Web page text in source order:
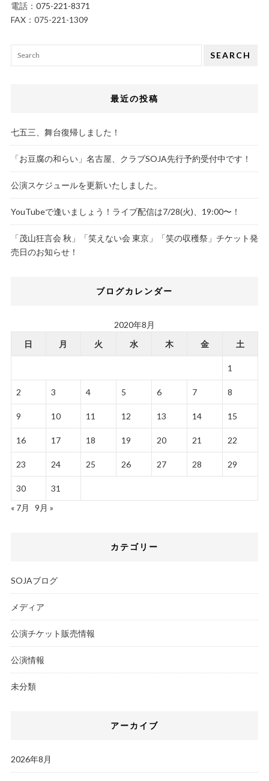
電話： 075-221-8371
FAX：075-221-1309
SEARCH
最近の投稿
七五三、舞台復帰しました！
「お豆腐の和らい」名古屋、クラブSOJA先行予約受付中です！
公演スケジュールを更新いたしました。
YouTubeで逢いましょう！ライブ配信は7/28(火)、19:00〜！
「茂山狂言会 秋」「笑えない会 東京」「笑の収穫祭」チケット発
売日のお知らせ！
ブログカレンダー
2020年8月
日
月 火 水 木 金 土
1
2 3 4 5 6 7 8
9 10 11 12 13 14 15
16 17 18 19 20 21 22
23 24 25 26 27 28 29
30
31
« 7月
9月 »
カテゴリー
SOJAブログ
メディア
公演チケット販売情報
公演情報
未分類
アーカイブ
2026年8月